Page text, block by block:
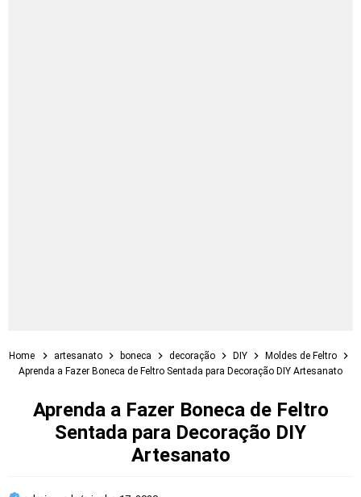
Home artesanato boneca decoração DIY
Moldes de Feltro
Aprenda a Fazer Boneca de Feltro Sentada para Decoração DIY Artesanato
Aprenda a Fazer Boneca de Feltro
Sentada para Decoração DIY
Artesanato